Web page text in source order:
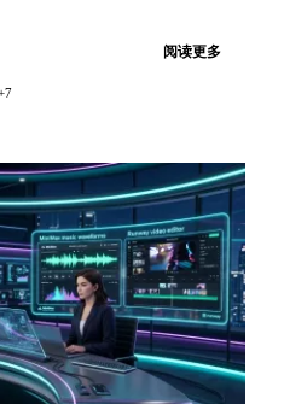
Flash Live 在 τ-Voice
阅读更多